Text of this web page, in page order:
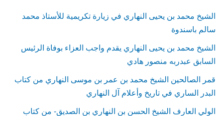
الشيخ محمد بن يحيى النهاري في زيارة تكريمية للأستاذ محمد
سالم باسندوة
الشيخ محمد بن يحيى النهاري يقدم واجب العزاء بوفاة الرئيس
السابق عبدربه منصور هادي
قمر الصالحين الشيخ محمد بن عمر بن موسى النهاري من كتاب
البدر الساري في تاريخ وأعلام آل النهاري
الولي العارف الشيخ الحسن بن النهاري بن الصديق- من كتاب